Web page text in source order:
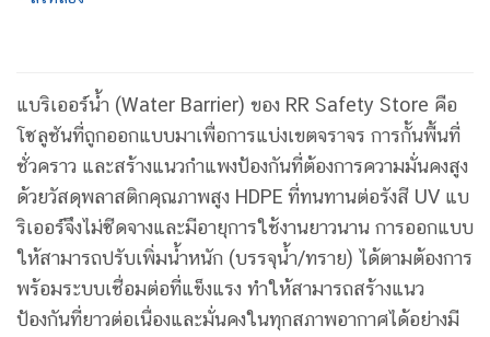
แบริเออร์น้ำ (Water Barrier) ของ RR Safety Store คือ
โซลูชันที่ถูกออกแบบมาเพื่อการแบ่งเขตจราจร การกั้นพื้นที่
ชั่วคราว และสร้างแนวกำแพงป้องกันที่ต้องการความมั่นคงสูง
ด้วยวัสดุพลาสติกคุณภาพสูง HDPE ที่ทนทานต่อรังสี UV แบ
ริเออร์จึงไม่ซีดจางและมีอายุการใช้งานยาวนาน การออกแบบ
ให้สามารถปรับเพิ่มน้ำหนัก (บรรจุน้ำ/ทราย) ได้ตามต้องการ
พร้อมระบบเชื่อมต่อที่แข็งแรง ทำให้สามารถสร้างแนว
ป้องกันที่ยาวต่อเนื่องและมั่นคงในทุกสภาพอากาศได้อย่างมี